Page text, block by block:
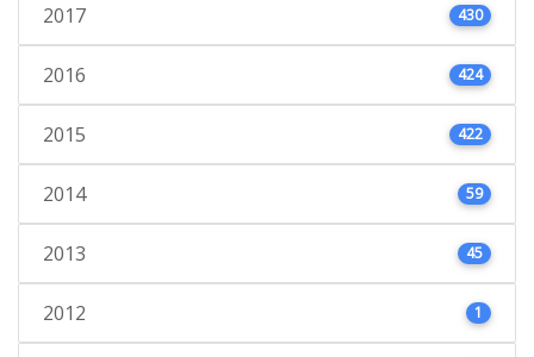
2017 430
2016 424
2015 422
2014 59
2013 45
2012 1